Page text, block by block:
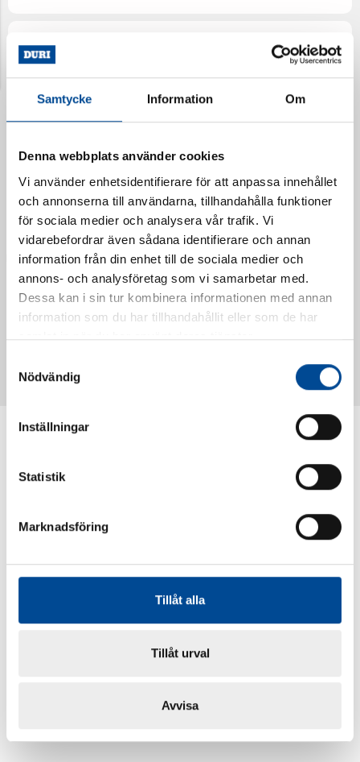
Samtycke Information Om
Denna webbplats använder cookies
Vi använder enhetsidentifierare för att anpassa innehållet
och annonserna till användarna, tillhandahålla funktioner
för sociala medier och analysera vår trafik. Vi
vidarebefordrar även sådana identifierare och annan
information från din enhet till de sociala medier och
annons- och analysföretag som vi samarbetar med.
Dessa kan i sin tur kombinera informationen med annan
information som du har tillhandahållit eller som de har
samlat in när du har använt deras tjänster.
Nödvändig
Inställningar
Statistik
Marknadsföring
Tillåt alla
Tillåt urval
Avvisa
Senast visade produkter
Vattendoserare Mixometer
62385
Spårkniv Mördarsnigeln
62617